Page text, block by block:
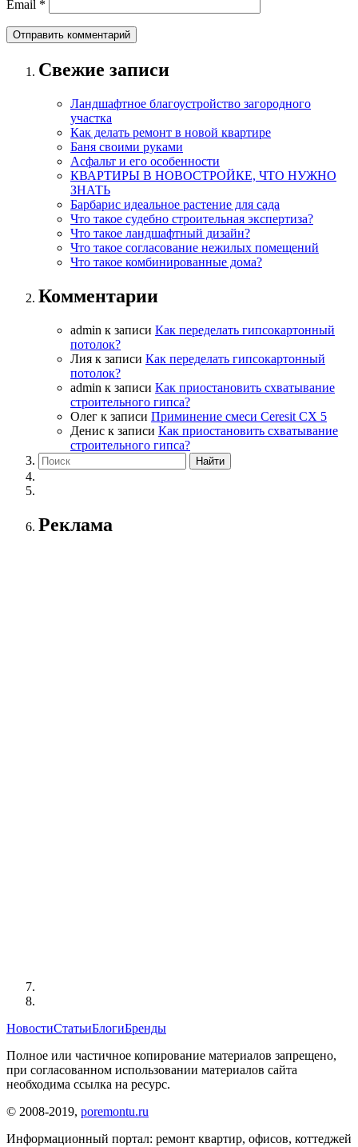
Email *
Свежие записи
Ландшафтное благоустройство загородного
участка
Как делать ремонт в новой квартире
Баня своими руками
Асфальт и его особенности
КВАРТИРЫ В НОВОСТРОЙКЕ, ЧТО НУЖНО
ЗНАТЬ
Барбарис идеальное растение для сада
Что такое судебно строительная экспертиза?
Что такое ландшафтный дизайн?
Что такое согласование нежилых помещений
Что такое комбинированные дома?
Комментарии
admin к записи Как переделать гипсокартонный
потолок?
Лия к записи Как переделать гипсокартонный
потолок?
admin к записи Как приостановить схватывание
строительного гипса?
Олег к записи Приминение смеси Ceresit СХ 5
Денис к записи Как приостановить схватывание
строительного гипса?
Реклама
НовостиСтатьиБлогиБренды
Полное или частичное копирование материалов запрещено,
при согласованном использовании материалов сайта
необходима ссылка на ресурс.
© 2008-2019, poremontu.ru
Информационный портал: ремонт квартир, офисов, коттеджей